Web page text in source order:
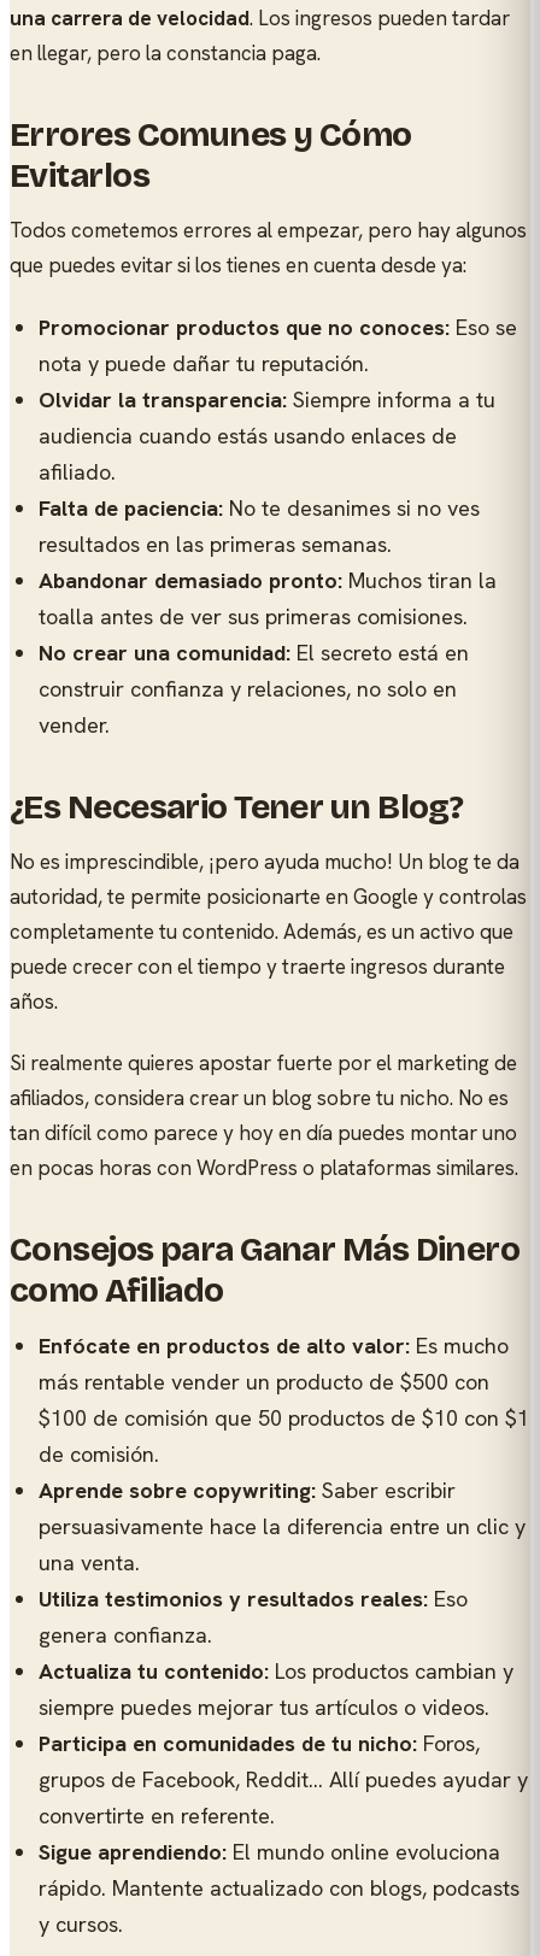
una carrera de velocidad. Los ingresos pueden tardar
en llegar, pero la constancia paga.
Errores Comunes y Cómo
Evitarlos
Todos cometemos errores al empezar, pero hay algunos
que puedes evitar si los tienes en cuenta desde ya:
Promocionar productos que no conoces: Eso se
nota y puede dañar tu reputación.
Olvidar la transparencia: Siempre informa a tu
audiencia cuando estás usando enlaces de
afiliado.
Falta de paciencia: No te desanimes si no ves
resultados en las primeras semanas.
Abandonar demasiado pronto: Muchos tiran la
toalla antes de ver sus primeras comisiones.
No crear una comunidad: El secreto está en
construir confianza y relaciones, no solo en
vender.
¿Es Necesario Tener un Blog?
No es imprescindible, ¡pero ayuda mucho! Un blog te da
autoridad, te permite posicionarte en Google y controlas
completamente tu contenido. Además, es un activo que
puede crecer con el tiempo y traerte ingresos durante
años.
Si realmente quieres apostar fuerte por el marketing de
afiliados, considera crear un blog sobre tu nicho. No es
tan difícil como parece y hoy en día puedes montar uno
en pocas horas con WordPress o plataformas similares.
Consejos para Ganar Más Dinero
como Afiliado
Enfócate en productos de alto valor: Es mucho
más rentable vender un producto de $500 con
$100 de comisión que 50 productos de $10 con $1
de comisión.
Aprende sobre copywriting: Saber escribir
persuasivamente hace la diferencia entre un clic y
una venta.
Utiliza testimonios y resultados reales: Eso
genera confianza.
Actualiza tu contenido: Los productos cambian y
siempre puedes mejorar tus artículos o videos.
Participa en comunidades de tu nicho: Foros,
grupos de Facebook, Reddit… Allí puedes ayudar y
convertirte en referente.
Sigue aprendiendo: El mundo online evoluciona
rápido. Mantente actualizado con blogs, podcasts
y cursos.